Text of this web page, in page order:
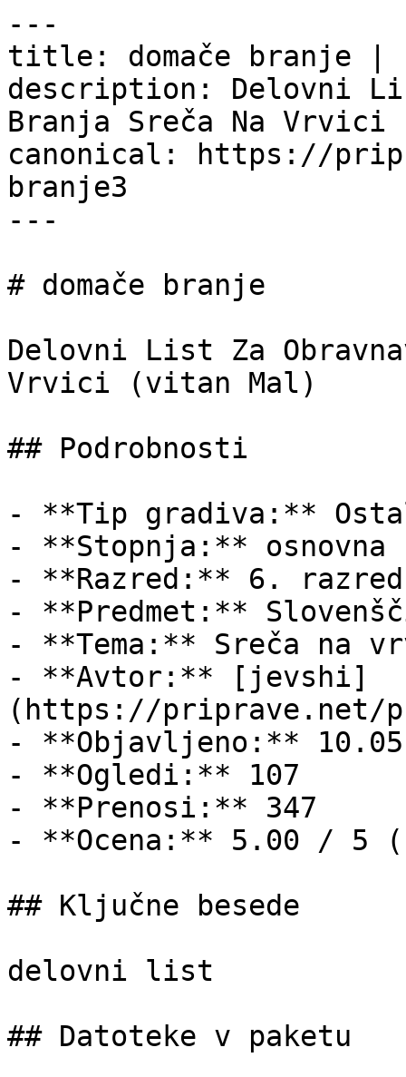
---
title: domače branje |
description: Delovni
Branja Sreča Na
canonical: https://
branje3
---
# domače branje
Delovni List Za
Vrvici (vitan Mal)
## Podrobnosti
- **Tip gradiva:**
- **Stopnja:** osnovna
- **Razred:** 6. razred
- **Predmet:**
- **Tema:** Sreča na
- **Avtor:** [jevshi]
(https://
- **Objavljeno:**
- **Ogledi:** 107
- **Prenosi:** 347
- **Ocena:** 5.00 / 5
## Ključne besede
delovni list
## Datoteke v paketu